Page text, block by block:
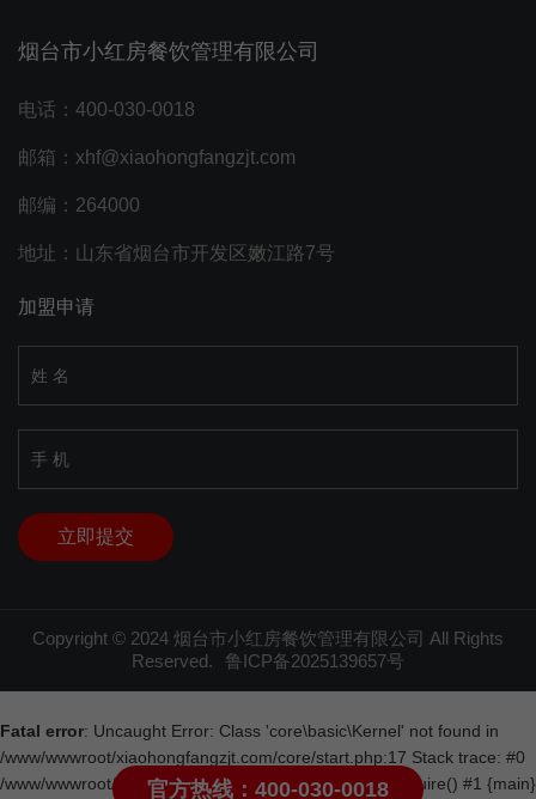
烟台市小红房餐饮管理有限公司
电话：400-030-0018
邮箱：xhf@xiaohongfangzjt.com
邮编：264000
地址：山东省烟台市开发区嫩江路7号
加盟申请
Copyright © 2024 烟台市小红房餐饮管理有限公司 All Rights
Reserved.
鲁ICP备2025139657号
官方热线：400-030-0018
Fatal error: Uncaught Error: Class 'core\basic\Kernel' not found in
/www/wwwroot/xiaohongfangzjt.com/core/start.php:17 Stack trace: #0
/www/wwwroot/xiaohongfangzjt.com/index.php(23): require() #1 {main}